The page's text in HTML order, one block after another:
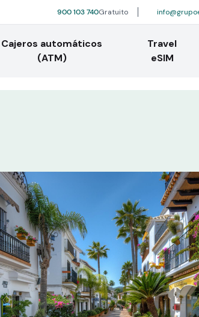
900 103 740Gratuito
Cajeros automáticos
(ATM)
Travel
eSIM